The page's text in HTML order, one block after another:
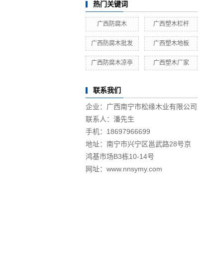
热门关键词
广西防腐木 广西塑木栏杆
广西防腐木批发 广西塑木地板
广西防腐木凉亭 广西塑木厂家
联系我们
企业：广西南宁市松缘木业有限公司
联系人：潘先生
手机：18697966699
地址：南宁市兴宁区邕武路28号京
鸿基市场B3栋10-14号
网址：www.nnsymy.com